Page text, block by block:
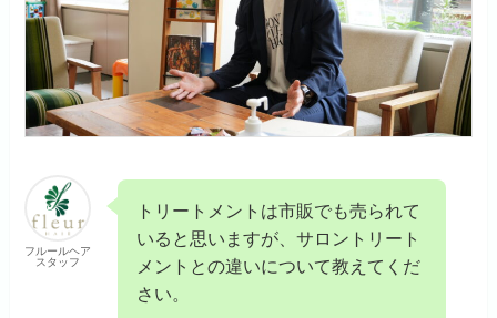
フルールヘア
スタッフ
トリートメントは市販でも売られて
いると思いますが、サロントリート
メントとの違いについて教えてくだ
さい。